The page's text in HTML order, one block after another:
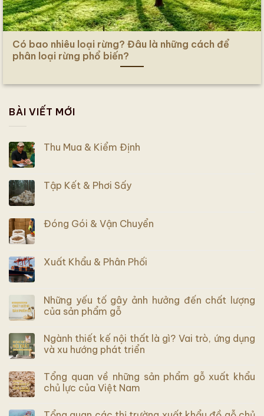
Có bao nhiêu loại rừng? Đâu là những cách để
phân loại rừng phổ biến?
BÀI VIẾT MỚI
Thu Mua & Kiểm Định
Tập Kết & Phơi Sấy
Đóng Gói & Vận Chuyển
Xuất Khẩu & Phân Phối
Những yếu tố gây ảnh hưởng đến chất lượng
của sản phẩm gỗ
Ngành thiết kế nội thất là gì? Vai trò, ứng dụng
và xu hướng phát triển
Tổng quan về những sản phẩm gỗ xuất khẩu
chủ lực của Việt Nam